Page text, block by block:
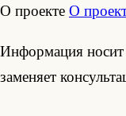
О проекте О
Информация носит
заменяет